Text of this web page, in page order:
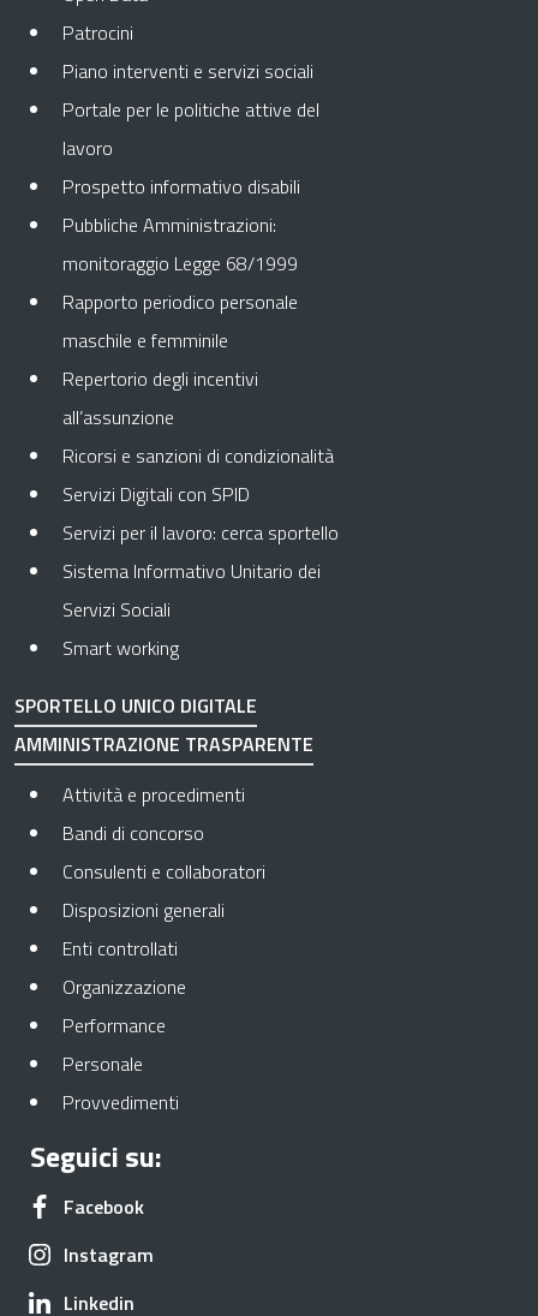
Patrocini
Piano interventi e servizi sociali
Portale per le politiche attive del
lavoro
Prospetto informativo disabili
Pubbliche Amministrazioni:
monitoraggio Legge 68/1999
Rapporto periodico personale
maschile e femminile
Repertorio degli incentivi
all’assunzione
Ricorsi e sanzioni di condizionalità
Servizi Digitali con SPID
Servizi per il lavoro: cerca sportello
Sistema Informativo Unitario dei
Servizi Sociali
Smart working
SPORTELLO UNICO DIGITALE
AMMINISTRAZIONE TRASPARENTE
Attività e procedimenti
Bandi di concorso
Consulenti e collaboratori
Disposizioni generali
Enti controllati
Organizzazione
Performance
Personale
Provvedimenti
Seguici su:
FacebookApre in una nuova scheda
Instagram
Linkedin